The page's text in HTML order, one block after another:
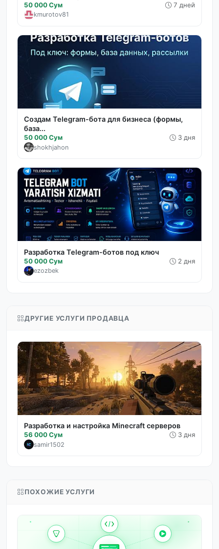
50 000 Сум 7 дней
kmurotov81
Создам Telegram-бота для бизнеса (формы,
база...
50 000 Сум 3 дня
shokhjahon
Разработка Telegram-ботов под ключ
50 000 Сум 2 дня
ezozbek
ДРУГИЕ УСЛУГИ ПРОДАВЦА
Разработка и настройка Minecraft серверов
56 000 Сум 3 дня
samir1502
ПОХОЖИЕ УСЛУГИ